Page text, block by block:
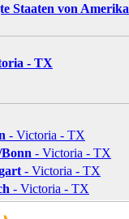
Staaten von Amerika
- TX
- Victoria - TX
- Victoria - TX
- Victoria - TX
- Victoria - TX